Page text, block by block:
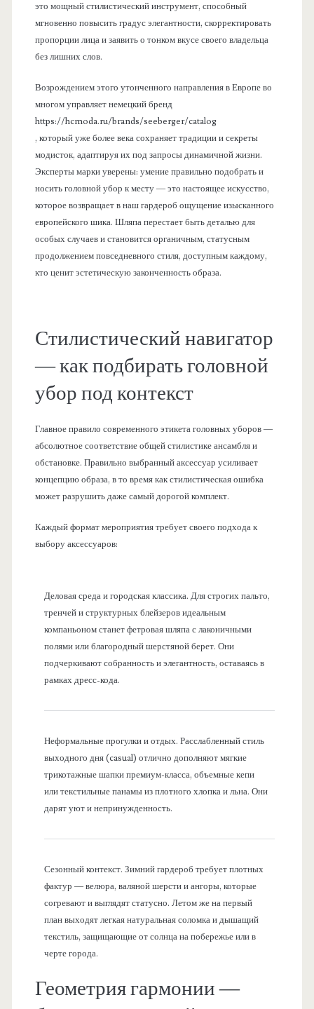
это мощный стилистический инструмент, способный
мгновенно повысить градус элегантности, скорректировать
пропорции лица и заявить о тонком вкусе своего владельца
без лишних слов.
Возрождением этого утонченного направления в Европе во
многом управляет немецкий бренд
https://hcmoda.ru/brands/seeberger/catalog
, который уже более века сохраняет традиции и секреты
модисток, адаптируя их под запросы динамичной жизни.
Эксперты марки уверены: умение правильно подобрать и
носить головной убор к месту — это настоящее искусство,
которое возвращает в наш гардероб ощущение изысканного
европейского шика. Шляпа перестает быть деталью для
особых случаев и становится органичным, статусным
продолжением повседневного стиля, доступным каждому,
кто ценит эстетическую законченность образа.
Стилистический навигатор
— как подбирать головной
убор под контекст
Главное правило современного этикета головных уборов —
абсолютное соответствие общей стилистике ансамбля и
обстановке. Правильно выбранный аксессуар усиливает
концепцию образа, в то время как стилистическая ошибка
может разрушить даже самый дорогой комплект.
Каждый формат мероприятия требует своего подхода к
выбору аксессуаров:
Деловая среда и городская классика. Для строгих пальто,
тренчей и структурных блейзеров идеальным
компаньоном станет фетровая шляпа с лаконичными
полями или благородный шерстяной берет. Они
подчеркивают собранность и элегантность, оставаясь в
рамках дресс-кода.
Неформальные прогулки и отдых. Расслабленный стиль
выходного дня (casual) отлично дополняют мягкие
трикотажные шапки премиум-класса, объемные кепи
или текстильные панамы из плотного хлопка и льна. Они
дарят уют и непринужденность.
Сезонный контекст. Зимний гардероб требует плотных
фактур — велюра, валяной шерсти и ангоры, которые
согревают и выглядят статусно. Летом же на первый
план выходят легкая натуральная соломка и дышащий
текстиль, защищающие от солнца на побережье или в
черте города.
Геометрия гармонии —